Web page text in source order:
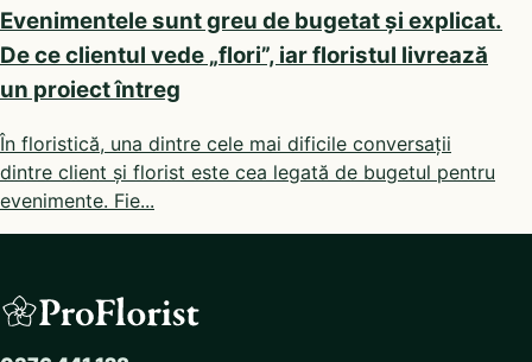
Evenimentele sunt greu de bugetat și explicat.
De ce clientul vede „flori”, iar floristul livrează
un proiect întreg
În floristică, una dintre cele mai dificile conversații
dintre client și florist este cea legată de bugetul pentru
evenimente. Fie...